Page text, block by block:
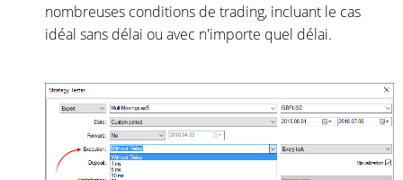
nombreuses conditions de trading, incluant le cas
idéal sans délai ou avec n'importe quel délai.